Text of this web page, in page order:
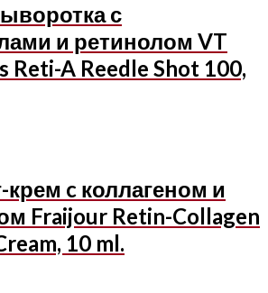
с
и ретинолом VT
Reti-A Reedle Shot 100,
c коллагеном и
Fraijour Retin-Collagen
10 ml.